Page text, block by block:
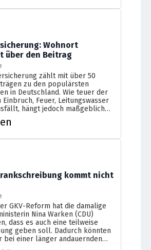
Wohnort
über den Beitrag
zählt mit über 50
zu den populärsten
in Deutschland. Wie teuer der
Einbruch, Feuer, Leitungswasser
hängt jedoch maßgeblich
ab – genauer: vom regionalen
Das zeigt die aktuelle
Inveda.net. Für den
kommt nicht
GKV-Reform hat die damalige
Nina Warken (CDU)
dass es auch eine teilweise
geben soll. Dadurch könnten
bei einer länger andauernden
trotzdem noch arbeiten, aber